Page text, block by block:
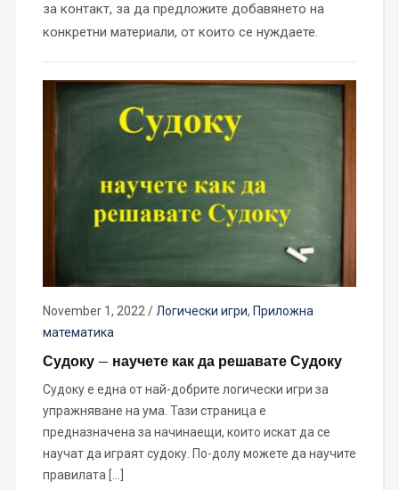
за контакт, за да предложите добавянето на
конкретни материали, от които се нуждаете.
November 1, 2022 / Логически игри, Приложна
математика
Судоку – научете как да решавате Судоку
Судоку е една от най-добрите логически игри за
упражняване на ума. Тази страница е
предназначена за начинаещи, които искат да се
научат да играят судоку. По-долу можете да научите
правилата […]